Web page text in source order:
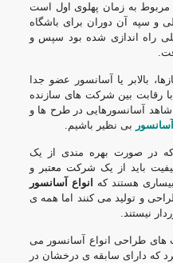
دارد که مربوط به زمان پهلوی اول است
و سپه آن دوران برای باشگاه
راه اندازی شده بود سپس و
بالابر یا آسانسور عضو جدا
رقابت بین شرکت های سازنده
آسانسورهایی در طرح ها و
بی نظیر باشیم.
که در صورت بهره مندی از یک
باید از یک شرکت معتبر و
هستند که
انواع آسانسور
و تولید می کنند اما همه ی
نیستند.
های طراحی انواع آسانسور می
که دارای سابقه ی درخشان در